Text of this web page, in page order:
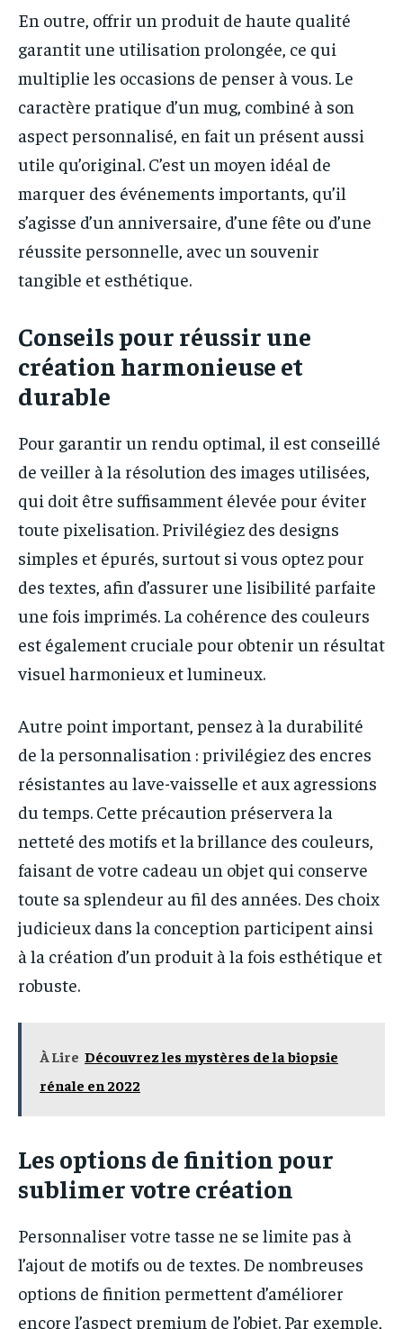
En outre, offrir un produit de haute qualité
garantit une utilisation prolongée, ce qui
multiplie les occasions de penser à vous. Le
caractère pratique d’un mug, combiné à son
aspect personnalisé, en fait un présent aussi
utile qu’original. C’est un moyen idéal de
marquer des événements importants, qu’il
s’agisse d’un anniversaire, d’une fête ou d’une
réussite personnelle, avec un souvenir
tangible et esthétique.
Conseils pour réussir une
création harmonieuse et
durable
Pour garantir un rendu optimal, il est conseillé
de veiller à la résolution des images utilisées,
qui doit être suffisamment élevée pour éviter
toute pixelisation. Privilégiez des designs
simples et épurés, surtout si vous optez pour
des textes, afin d’assurer une lisibilité parfaite
une fois imprimés. La cohérence des couleurs
est également cruciale pour obtenir un résultat
visuel harmonieux et lumineux.
Autre point important, pensez à la durabilité
de la personnalisation : privilégiez des encres
résistantes au lave-vaisselle et aux agressions
du temps. Cette précaution préservera la
netteté des motifs et la brillance des couleurs,
faisant de votre cadeau un objet qui conserve
toute sa splendeur au fil des années. Des choix
judicieux dans la conception participent ainsi
à la création d’un produit à la fois esthétique et
robuste.
À Lire Découvrez les mystères de la biopsie
rénale en 2022
Les options de finition pour
sublimer votre création
Personnaliser votre tasse ne se limite pas à
l’ajout de motifs ou de textes. De nombreuses
options de finition permettent d’améliorer
encore l’aspect premium de l’objet. Par exemple,